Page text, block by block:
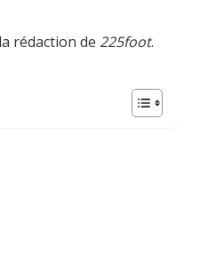
rédaction de 225foot.